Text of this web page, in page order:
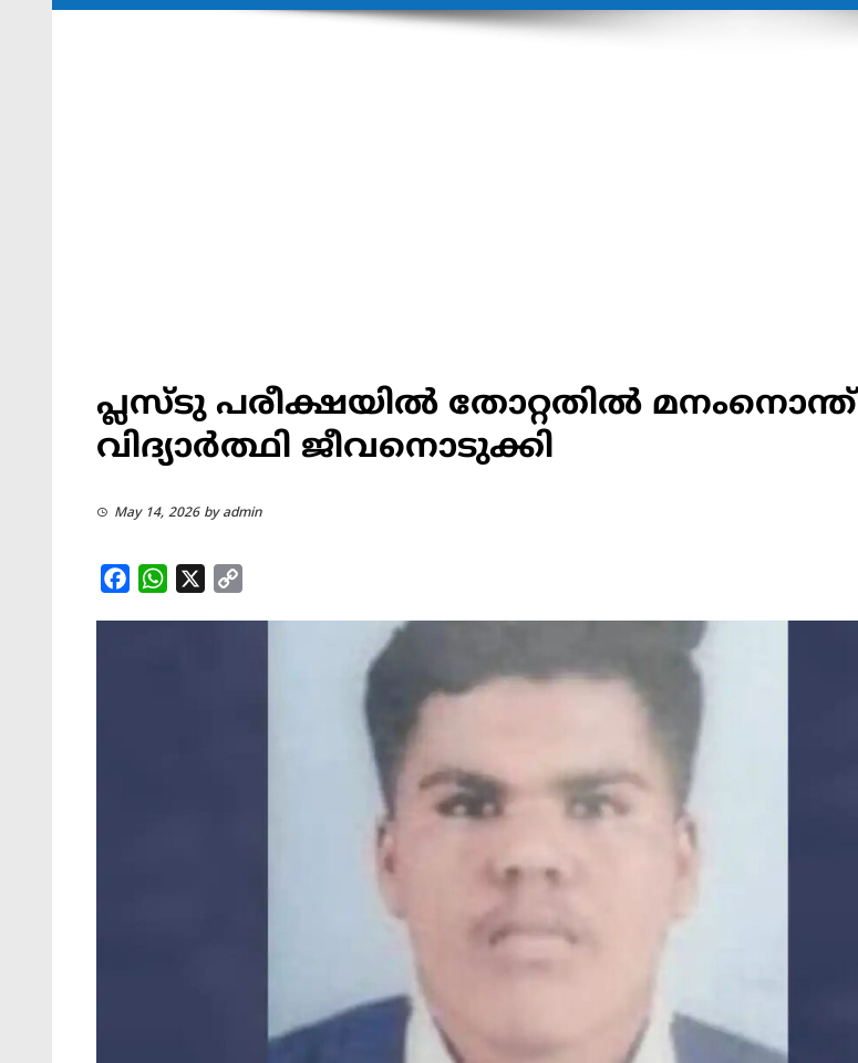
പ്ലസ്ടു പരീക്ഷയില്‍ തോറ്റതില്‍ മനംനൊന്ത്
വിദ്യാര്‍ത്ഥി ജീവനൊടുക്കി
May 14, 2026by admin
FacebookWhatsApp